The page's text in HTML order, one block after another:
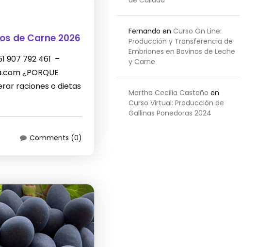
de Carne 2026
907 792 461 –
¿PORQUE
raciones o dietas
Comments (0)
Fernando en Curso On Line:
Producción y Transferencia de
Embriones en Bovinos de Leche
y Carne
Martha Cecilia Castaño en
Curso Virtual: Producción de
Gallinas Ponedoras 2024